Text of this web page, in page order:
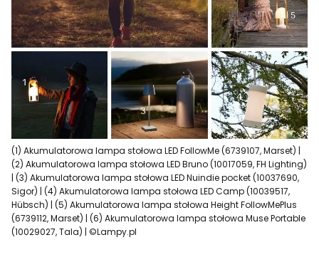
(1) Akumulatorowa lampa stołowa LED FollowMe (6739107, Marset) |
(2) Akumulatorowa lampa stołowa LED Bruno (10017059, FH Lighting)
| (3) Akumulatorowa lampa stołowa LED Nuindie pocket (10037690,
Sigor) | (4) Akumulatorowa lampa stołowa LED Camp (10039517,
Hübsch) | (5) Akumulatorowa lampa stołowa Height FollowMePlus
(6739112, Marset) | (6) Akumulatorowa lampa stołowa Muse Portable
(10029027, Tala) | ©Lampy.pl